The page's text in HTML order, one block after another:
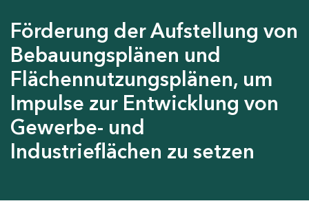
Förderung der Aufstellung von
Bebauungsplänen und
Flächennutzungsplänen, um
Impulse zur Entwicklung von
Gewerbe- und
Industrieflächen zu setzen